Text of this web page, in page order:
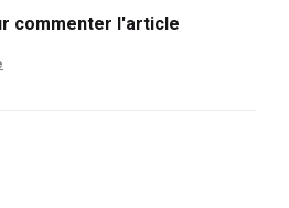
commenter l'article